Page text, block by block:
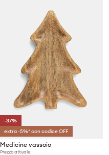
-37%
extra -5%* con codice OFF
Medicine vassoio
Prezzo attuale: